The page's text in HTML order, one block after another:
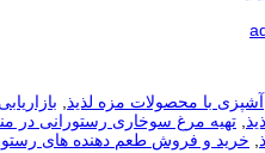
آشپزی با محصولات مزه لذیذ,
, تهیه مرغ سوخاری رستورانی در
, خرید و فروش طعم دهنده های